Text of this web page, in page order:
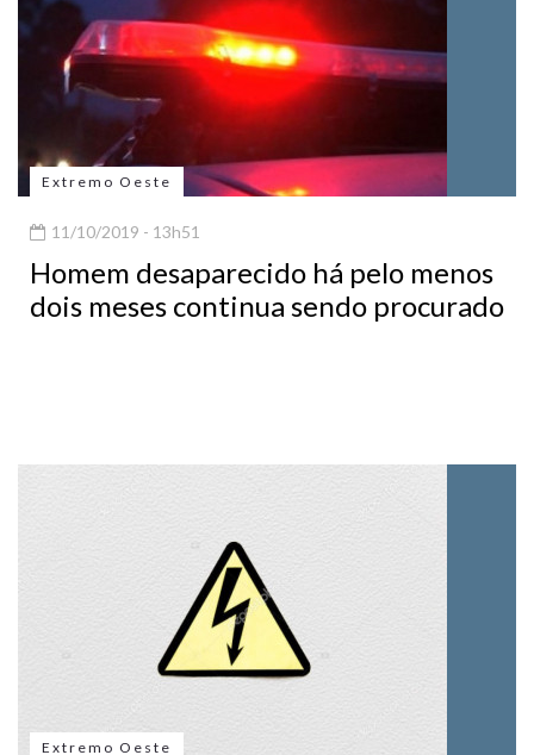
Extremo Oeste
11/10/2019 - 13h51
Homem desaparecido há pelo menos
dois meses continua sendo procurado
Extremo Oeste